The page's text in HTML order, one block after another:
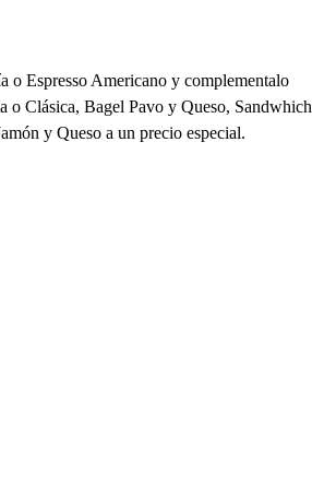
o Espresso Americano y complementalo
o Clásica, Bagel Pavo y Queso, Sandwhich
y Queso a un precio especial.